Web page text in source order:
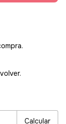
Calcular